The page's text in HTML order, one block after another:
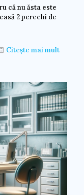
că nu ăsta este
2 perechi de
Citește mai mult